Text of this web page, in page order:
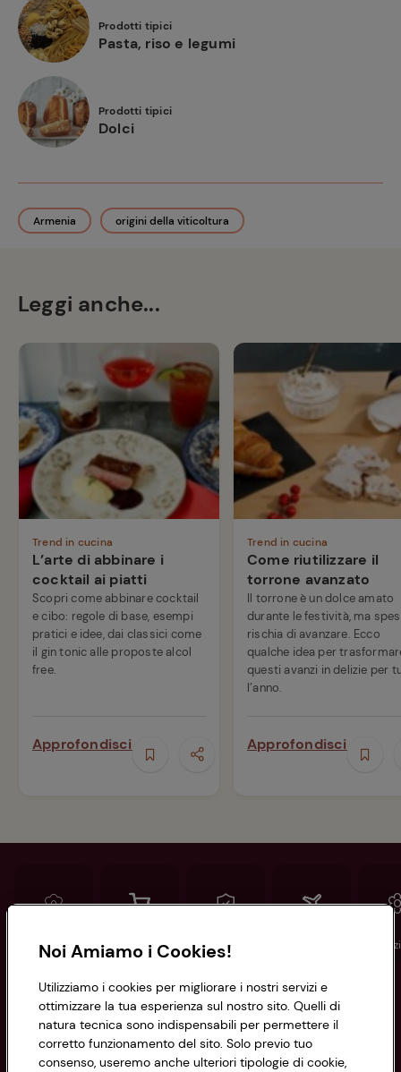
Prodotti tipici
Pasta, riso e legumi
Prodotti tipici
Dolci
Armenia origini della viticoltura
Leggi anche...
Trend in cucina
L’arte di abbinare i
cocktail ai piatti
Scopri come abbinare cocktail
e cibo: regole di base, esempi
pratici e idee, dai classici come
il gin tonic alle proposte alcol
free.
Approfondisci
Trend in cucina
Come riutilizzare il
torrone avanzato
Il torrone è un dolce amato
durante le festività, ma
rischia di avanzare. Ecco
qualche idea per
questi avanzi in delizie per
l’anno.
Approfondisci
Conad Spesa online Assicurazioni
Informazioni
Privacy Policy
Noi Amiamo i Cookies!
Utilizziamo i cookies per migliorare i nostri servizi e
ottimizzare la tua esperienza sul nostro sito. Quelli di
natura tecnica sono indispensabili per permettere il
corretto funzionamento del sito. Solo previo tuo
consenso, useremo anche ulteriori tipologie di cookie,